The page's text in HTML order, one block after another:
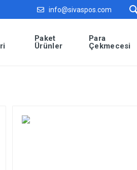
info@sivaspos.com
Paket
Ürünler
Para
Çekmecesi